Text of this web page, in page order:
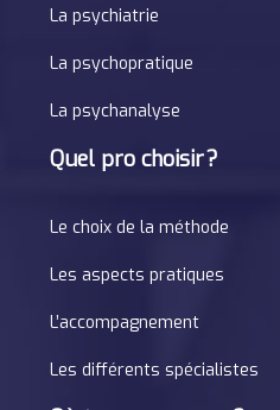
La psychiatrie
La psychopratique
La psychanalyse
Quel pro choisir ?
Le choix de la méthode
Les aspects pratiques
L’accompagnement
Les différents spécialistes